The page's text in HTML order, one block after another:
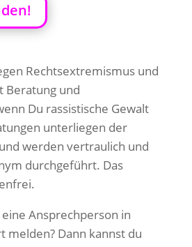
Rechtsextremismus und
Beratung und
Du rassistische Gewalt
unterliegen der
werden vertraulich und
durchgeführt. Das
Ansprechperson in
melden? Dann kannst du